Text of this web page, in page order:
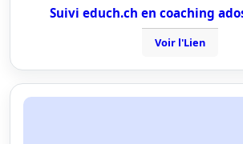
Suivi educh.ch en coaching
Voir l'Lien